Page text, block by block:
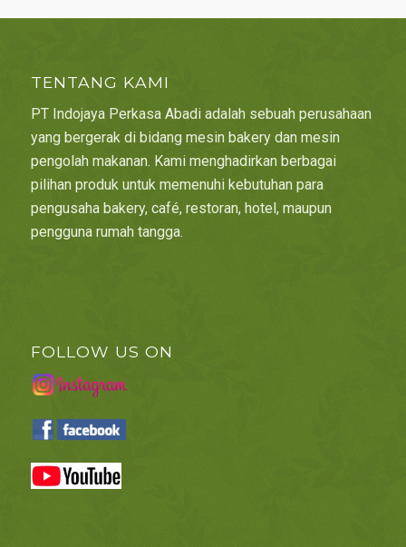
TENTANG KAMI
PT Indojaya Perkasa Abadi adalah sebuah perusahaan
yang bergerak di bidang mesin bakery dan mesin
pengolah makanan. Kami menghadirkan berbagai
pilihan produk untuk memenuhi kebutuhan para
pengusaha bakery, café, restoran, hotel, maupun
pengguna rumah tangga.
FOLLOW US ON